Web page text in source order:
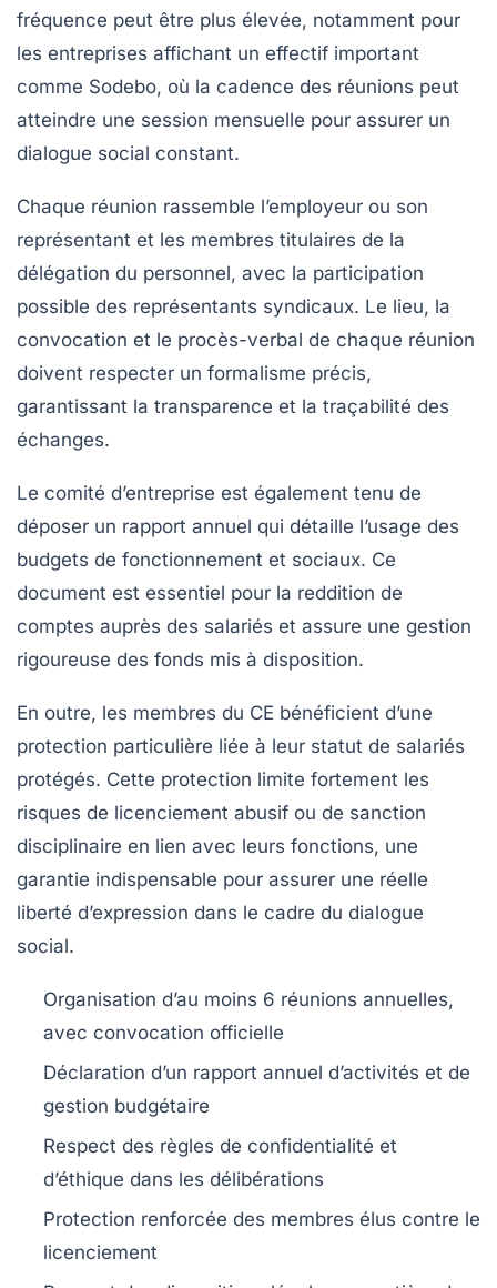
fréquence peut être plus élevée, notamment pour
les entreprises affichant un effectif important
comme Sodebo, où la cadence des réunions peut
atteindre une session mensuelle pour assurer un
dialogue social constant.
Chaque réunion rassemble l’employeur ou son
représentant et les membres titulaires de la
délégation du personnel, avec la participation
possible des représentants syndicaux. Le lieu, la
convocation et le procès-verbal de chaque réunion
doivent respecter un formalisme précis,
garantissant la transparence et la traçabilité des
échanges.
Le comité d’entreprise est également tenu de
déposer un rapport annuel qui détaille l’usage des
budgets de fonctionnement et sociaux. Ce
document est essentiel pour la reddition de
comptes auprès des salariés et assure une gestion
rigoureuse des fonds mis à disposition.
En outre, les membres du CE bénéficient d’une
protection particulière liée à leur statut de salariés
protégés. Cette protection limite fortement les
risques de licenciement abusif ou de sanction
disciplinaire en lien avec leurs fonctions, une
garantie indispensable pour assurer une réelle
liberté d’expression dans le cadre du dialogue
social.
Organisation d’au moins 6 réunions annuelles,
avec convocation officielle
Déclaration d’un rapport annuel d’activités et de
gestion budgétaire
Respect des règles de confidentialité et
d’éthique dans les délibérations
Protection renforcée des membres élus contre le
licenciement